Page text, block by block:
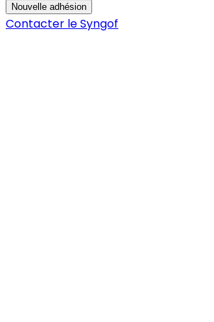
Nouvelle adhésion
Contacter le Syngof